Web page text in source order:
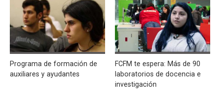
Programa de formación de
auxiliares y ayudantes
FCFM te espera: Más de 90
laboratorios de docencia e
investigación